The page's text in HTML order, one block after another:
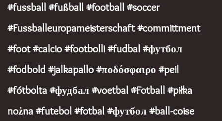
#fussball #fußball #football #soccer
#Fussballeuropameisterschaft #committment
#foot #calcio #footbolli #fudbal #футбол
#fodbold #jalkapallo #ποδόσφαιρο #peil
#fótbolta #фудбал #voetbal #Fotball #piłka
nożna #futebol #fotbal #футбол #ball-coise